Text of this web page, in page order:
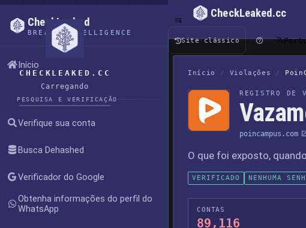
CHECKLEAKED.CC
Carregando
CheckLeaked
BREACH INTELLIGENCE
Início
PESQUISA E VERIFICAÇÃO
Verifique sua conta
Busca Dehashed
Verificador do Google
Obtenha informações do perfil do
WhatsApp
CheckLeaked.cc
Site clássico
Início / Violações /
REGISTRO DE
poincampus.com
O que foi exposto,
VERIFICADO NENHUMA
CONTAS
89,116